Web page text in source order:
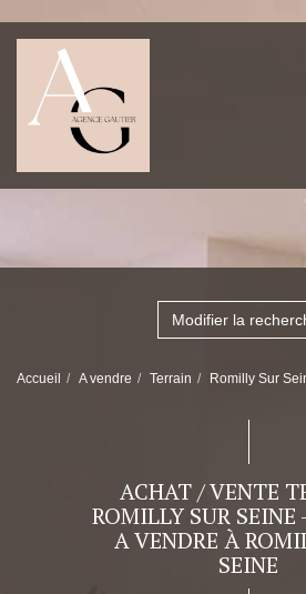
Modifier la
Accueil A vendre Terrain Romilly Sur
ACHAT / VENTE
ROMILLY SUR SEINE
A VENDRE À
SEINE